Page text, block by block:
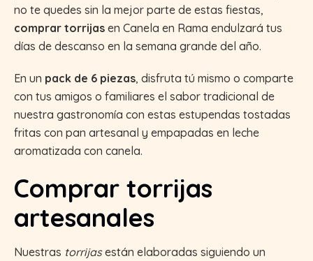
no te quedes sin la mejor parte de estas fiestas,
comprar torrijas en Canela en Rama endulzará tus
días de descanso en la semana grande del año.
En un pack de 6 piezas, disfruta tú mismo o comparte
con tus amigos o familiares el sabor tradicional de
nuestra gastronomía con estas estupendas tostadas
fritas con pan artesanal y empapadas en leche
aromatizada con canela.
Comprar torrijas
artesanales
Nuestras torrijasestán elaboradas siguiendo un